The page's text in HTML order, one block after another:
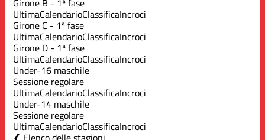
UltimaCalendarioClassificaIncroci
Girone C - 1ª fase
UltimaCalendarioClassificaIncroci
Girone D - 1ª fase
UltimaCalendarioClassificaIncroci
Under-16 maschile
Sessione regolare
UltimaCalendarioClassificaIncroci
Under-14 maschile
Sessione regolare
UltimaCalendarioClassificaIncroci